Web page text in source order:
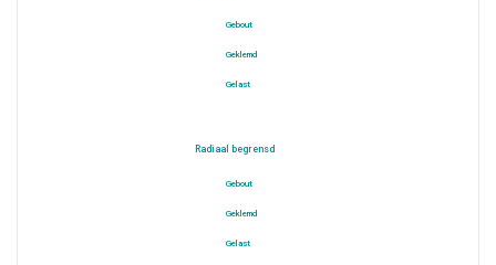
Gebout
Geklemd
Gelast
Radiaal begrensd
Gebout
Geklemd
Gelast